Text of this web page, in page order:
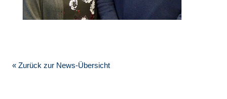
« Zurück zur News-Übersicht